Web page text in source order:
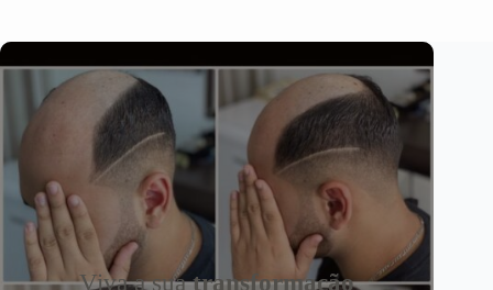
Viva a suatransformação